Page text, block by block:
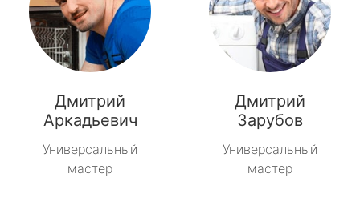
Дмитрий
Аркадьевич
Универсальный
мастер
Дмитрий
Зарубов
Универсальный
мастер